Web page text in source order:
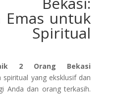
Emas untuk
Spiritual
2 Orang Bekasi
yang eksklusif dan
Anda dan orang terkasih.